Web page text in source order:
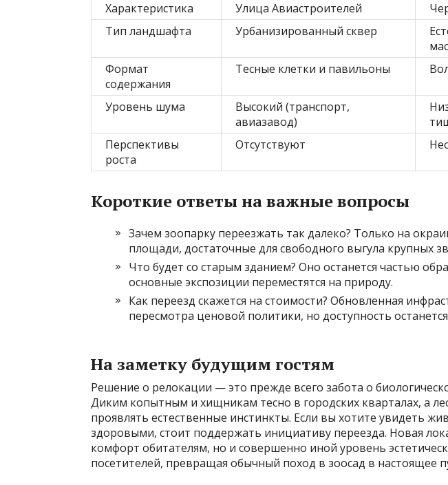
Характеристика Улица Авиастроителей
Тип ландшафта
Урбанизированный сквер
Формат
содержания
Тесные клетки и павильоны
Уровень шума
Высокий (транспорт,
авиазавод)
Перспективы
роста
Отсутствуют
Короткие ответы на важные вопросы
Зачем зоопарку переезжать так далеко? Только на
площади, достаточные для свободного выгула крупных
Что будет со старым зданием? Оно останется частью
основные экспозиции переместятся на природу.
Как переезд скажется на стоимости? Обновленная
пересмотра ценовой политики, но доступность
На заметку будущим гостям
Решение о релокации — это прежде всего забота о
Диким копытным и хищникам тесно в городских кварталах, а
проявлять естественные инстинкты. Если вы хотите увидеть
здоровыми, стоит поддержать инициативу переезда. Новая
комфорт обитателям, но и совершенно иной уровень
посетителей, превращая обычный поход в зоосад в настоящее